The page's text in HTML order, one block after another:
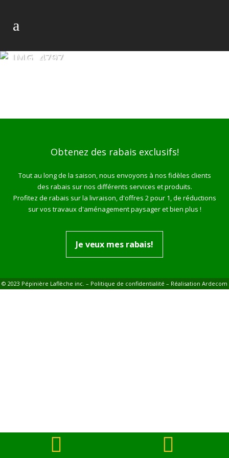
IMG_4797
Obtenez des rabais exclusifs!
Tout au long de la saison, nous envoyons à nos fidèles clients
des rabais sur nos différents services et produits.
Profitez de rabais sur la livraison, d'offres 2 pour 1, de réductions
sur vos travaux d'aménagement paysager et bien plus !
Je veux mes rabais!
© 2023 Pépinière Laflèche inc. – Politique de confidentialité – Réalisation Ardecom